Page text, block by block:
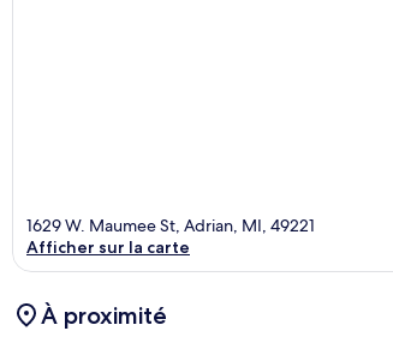
1629 W. Maumee St, Adrian, MI, 49221
Afficher sur la carte
À proximité